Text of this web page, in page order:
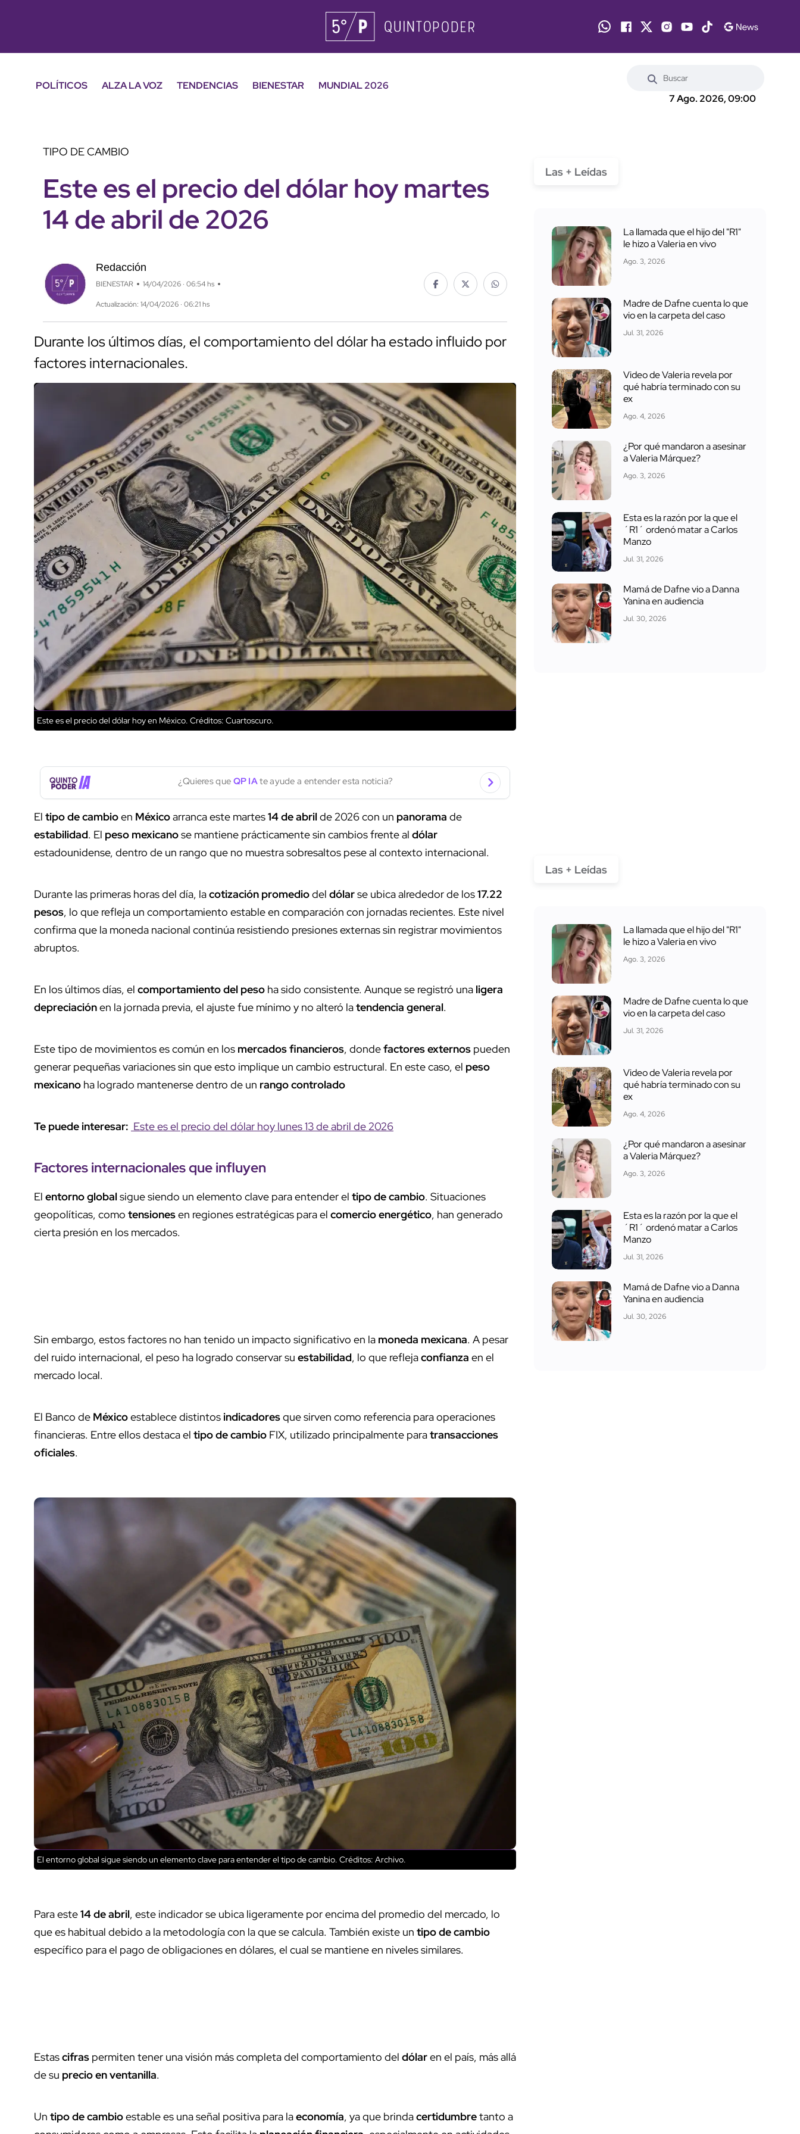
POLÍTICOS ALZA LA VOZ TENDENCIAS BIENESTAR
MUNDIAL 2026
7 Ago. 2026, 09:00
TIPO DE CAMBIO
Este es el precio del dólar hoy martes
14 de abril de 2026
Redacción
BIENESTAR 14/04/2026 · 06:54 hs
Actualización: 14/04/2026 · 06:21 hs
Durante los últimos días, el comportamiento del dólar ha estado influido por
factores internacionales.
Este es el precio del dólar hoy en México. Créditos: Cuartoscuro.
¿Quieres que QP IAte ayude a entender esta noticia?
El tipo de cambioen Méxicoarranca este martes14 de abrilde 2026 con un panorama de
estabilidad. El peso mexicanose mantiene prácticamente sin cambios frente al dólar
estadounidense, dentro de un rango que no muestra sobresaltos pese al contexto internacional.
Durante las primeras horas del día, lacotización promediodel dólarse ubica alrededor de los17.22
pesos, lo que refleja un comportamiento estable en comparación con jornadas recientes. Este nivel
confirma que la moneda nacional continúa resistiendo presiones externas sin registrar movimientos
abruptos.
En los últimos días, el comportamiento del peso ha sido consistente. Aunque se registró una ligera
depreciaciónen la jornada previa, el ajuste fue mínimo y no alteró latendencia general.
Este tipo de movimientos es común en los mercados financieros, dondefactores externos pueden
generar pequeñas variaciones sin que esto implique un cambio estructural. En este caso, el peso
mexicano ha logrado mantenerse dentro de un rango controlado
Te puede interesar: Este es el precio del dólar hoy lunes 13 de abril de 2026
Factores internacionalesqueinfluyen
El entorno globalsigue siendo un elemento clave para entender el tipo de cambio. Situaciones
geopolíticas, como tensionesen regiones estratégicas para el comercio energético, han generado
cierta presión en los mercados.
Sin embargo, estos factores no han tenido un impacto significativo en la moneda mexicana. A pesar
del ruido internacional, el peso ha logrado conservar su estabilidad, lo que reflejaconfianza en el
mercado local.
El Banco de Méxicoestablece distintosindicadoresque sirven como referencia para operaciones
financieras. Entre ellos destaca el tipo de cambio FIX, utilizado principalmente paratransacciones
oficiales.
El entorno global sigue siendo un elemento clave para entender el tipo de cambio. Créditos: Archivo.
Para este14 de abril, este indicador se ubica ligeramente por encima del promedio del mercado, lo
que es habitual debido a la metodología con la que se calcula. También existe un tipo de cambio
específico para el pago de obligaciones en dólares, el cual se mantiene en niveles similares.
Estascifras permiten tener una visión más completa del comportamiento del dólaren el país, más allá
de su precio en ventanilla.
Un tipo de cambioestable es una señal positiva para laeconomía, ya que brindacertidumbretanto a
Las + Leídas
La llamada que el hijo del "R1"
le hizo a Valeria en vivo
Ago. 3, 2026
Madre de Dafne cuenta lo que
vio en la carpeta del caso
Jul. 31, 2026
Video de Valeria revela por
qué habría terminado con su
ex
Ago. 4, 2026
¿Por qué mandaron a asesinar
a Valeria Márquez?
Ago. 3, 2026
Esta es la razón por la que el
´R1´ ordenó matar a Carlos
Manzo
Jul. 31, 2026
Mamá de Dafne vio a Danna
Yanina en audiencia
Jul. 30, 2026
Las + Leídas
La llamada que el hijo del "R1"
le hizo a Valeria en vivo
Ago. 3, 2026
Madre de Dafne cuenta lo que
vio en la carpeta del caso
Jul. 31, 2026
Video de Valeria revela por
qué habría terminado con su
ex
Ago. 4, 2026
¿Por qué mandaron a asesinar
a Valeria Márquez?
Ago. 3, 2026
Esta es la razón por la que el
´R1´ ordenó matar a Carlos
Manzo
Jul. 31, 2026
Mamá de Dafne vio a Danna
Yanina en audiencia
Jul. 30, 2026